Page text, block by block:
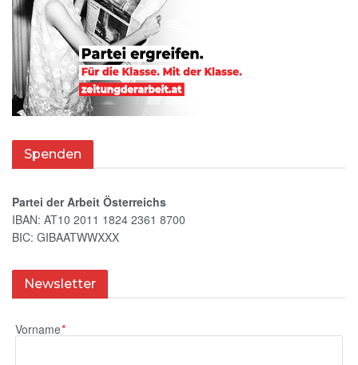
Spenden
Partei der Arbeit Österreichs
IBAN: AT10 2011 1824 2361 8700
BIC: GIBAATWWXXX
Newsletter
Vorname*